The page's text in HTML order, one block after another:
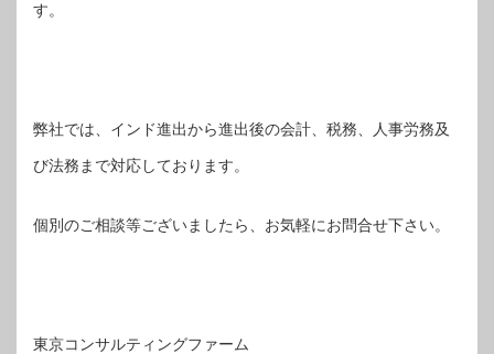
す。
弊社では、インド進出から進出後の会計、税務、人事労務及
び法務まで対応しております。
個別のご相談等ございましたら、お気軽にお問合せ下さい。
東京コンサルティングファーム